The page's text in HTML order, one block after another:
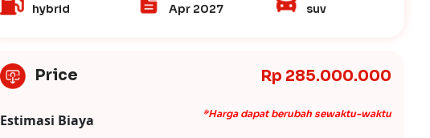
hybrid Apr 2027 suv
Price Rp 285.000.000
Estimasi Biaya *Harga dapat berubah sewaktu-waktu